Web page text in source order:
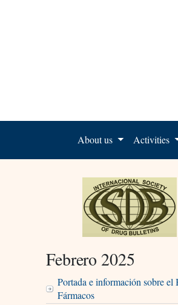
About us Activities
Febrero 2025
Portada e información sobre el
Fármacos